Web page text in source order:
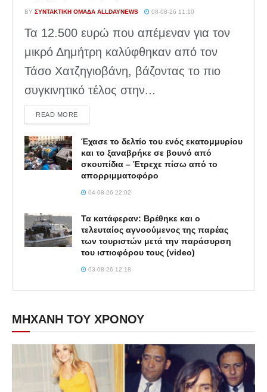
BY ΣΥΝΤΑΚΤΙΚΉ ΟΜΆΔΑ ALLDAYNEWS 08-08-26 11:10
Τα 12.500 ευρώ που απέμεναν για τον
μικρό Δημήτρη καλύφθηκαν από τον
Τάσο Χατζηγιοβάνη, βάζοντας το πιο
συγκινητικό τέλος στην...
READ MOREDETAILS
Έχασε το δελτίο του ενός εκατομμυρίου
και το ξαναβρήκε σε βουνό από
σκουπίδια – Έτρεχε πίσω από το
απορριμματοφόρο
04-08-26 22:02
Τα κατάφεραν: Βρέθηκε και ο
τελευταίος αγνοούμενος της παρέας
των τουριστών μετά την παράσυρση
του ιστιοφόρου τους (video)
03-08-26 12:18
ΜΗΧΑΝΗ ΤΟΥ ΧΡΟΝΟΥ